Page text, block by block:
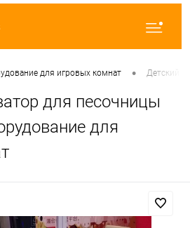
для игровых комнат • Детский
для песочницы
для